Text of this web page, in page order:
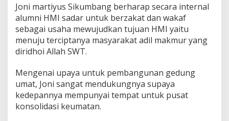
S
o
s
i
a
Joni martiyus Sikumbang berharap secara internal
alumni HMI sadar untuk berzakat dan wakaf
sebagai usaha mewujudkan tujuan HMI yaitu
menuju terciptanya masyarakat adil makmur yang
diridhoi Allah SWT.
Mengenai upaya untuk pembangunan gedung
umat, Joni sangat mendukungnya supaya
kedepannya mempunyai tempat untuk pusat
konsolidasi keumatan.